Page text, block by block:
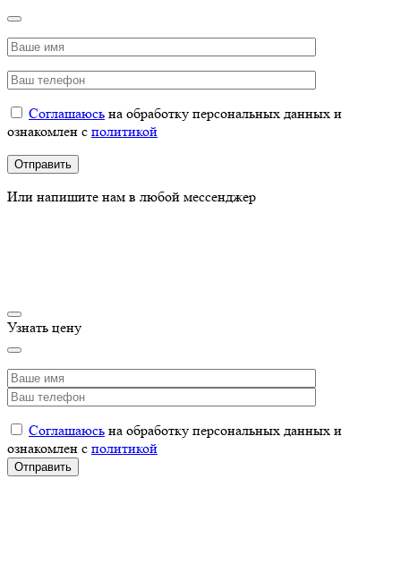
Соглашаюсь на обработку персональных данных и
ознакомлен с политикой
Или напишите нам в любой мессенджер
Узнать цену
Соглашаюсь на обработку персональных данных и
ознакомлен с политикой